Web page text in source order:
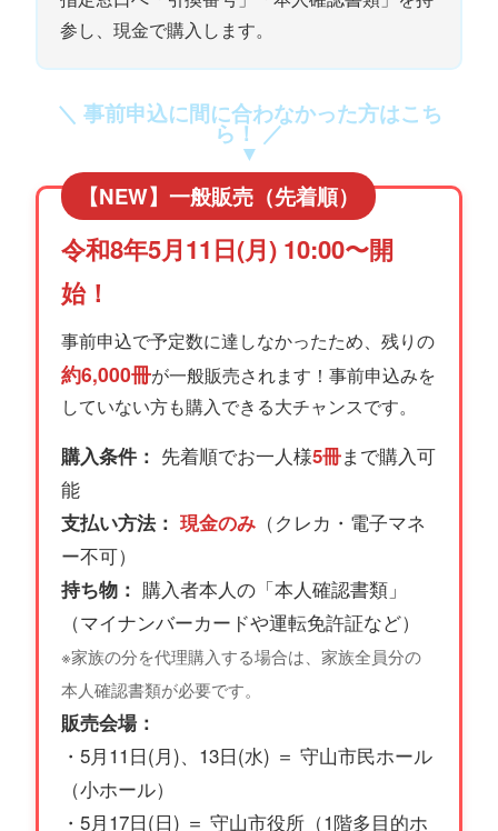
参し、現金で購入します。
＼ 事前申込に間に合わなかった方はこち
ら！ ／
▼
【NEW】一般販売（先着順）
令和8年5月11日(月) 10:00〜開
始！
事前申込で予定数に達しなかったため、残りの
約6,000冊が一般販売されます！事前申込みを
していない方も購入できる大チャンスです。
購入条件： 先着順でお一人様5冊まで購入可
能
支払い方法： 現金のみ（クレカ・電子マネ
ー不可）
持ち物： 購入者本人の「本人確認書類」
（マイナンバーカードや運転免許証など）
※家族の分を代理購入する場合は、家族全員分の
本人確認書類が必要です。
販売会場：
・5月11日(月)、13日(水) ＝ 守山市民ホール
（小ホール）
・5月17日(日) ＝ 守山市役所（1階多目的ホ